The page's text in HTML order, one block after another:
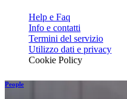
Help e Faq
Info e contatti
Termini del servizio
Utilizzo dati e privacy
Cookie Policy
People